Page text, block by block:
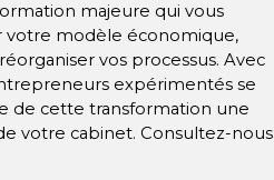
majeure qui vous
votre modèle économique,
vos processus. Avec
expérimentés se
de cette transformation une
votre cabinet. Consultez-nous